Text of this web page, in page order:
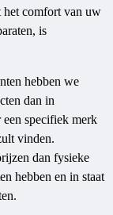
het comfort van uw
is
hebben we
dan in
specifiek merk
vinden.
dan fysieke
hebben en in staat